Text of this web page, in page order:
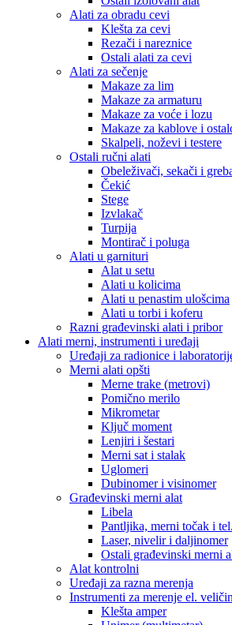
Alati za obradu cevi
Klešta za cevi
Rezači i nareznice
Ostali alati za cevi
Alati za sečenje
Makaze za lim
Makaze za armaturu
Makaze za voće i lozu
Makaze za kablove i
Skalpeli, noževi i testere
Ostali ručni alati
Obeleživači, sekači i
Čekić
Stege
Izvlakač
Turpija
Montirač i poluga
Alati u garnituri
Alat u setu
Alati u kolicima
Alati u penastim ulošcima
Alati u torbi i koferu
Razni građevinski alati i pribor
Alati merni, instrumenti i uređaji
Uređaji za radionice i
Merni alati opšti
Merne trake (metrovi)
Pomično merilo
Mikrometar
Ključ moment
Lenjiri i šestari
Merni sat i stalak
Uglomeri
Dubinomer i visinomer
Građevinski merni alat
Libela
Pantljika, merni točak i
Laser, nivelir i daljinomer
Ostali građevinski merni
Alat kontrolni
Uređaji za razna merenja
Instrumenti za merenje el.
Klešta amper